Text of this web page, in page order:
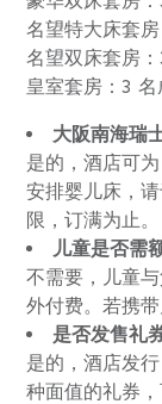
名望特大床套
名望双床套房
皇室套房：3 名
大阪南海瑞
是的，酒店可
安排婴儿床，
限，订满为止。
儿童是否需
不需要，儿童
外付费。若携
是否发售礼
是的，酒店发
种面值的礼券